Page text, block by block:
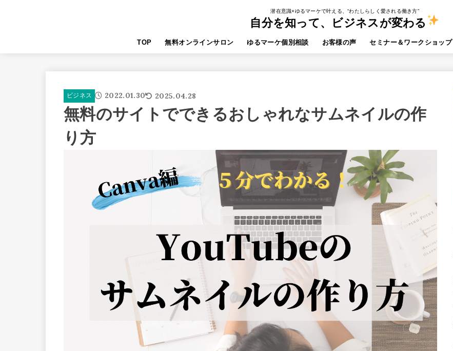
潜在意識×ゆるマーケで叶える、“わたしらしく愛される働き方”
自分を知って、ビジネスが変わる
TOP 無料オンラインサロン ゆるマーケ個別相談 お客様の声 セミナー＆ワークショップ
ビジネス 2022.01.30 2025.04.28
無料のサイトでできるおしゃれなサムネイルの作
り方